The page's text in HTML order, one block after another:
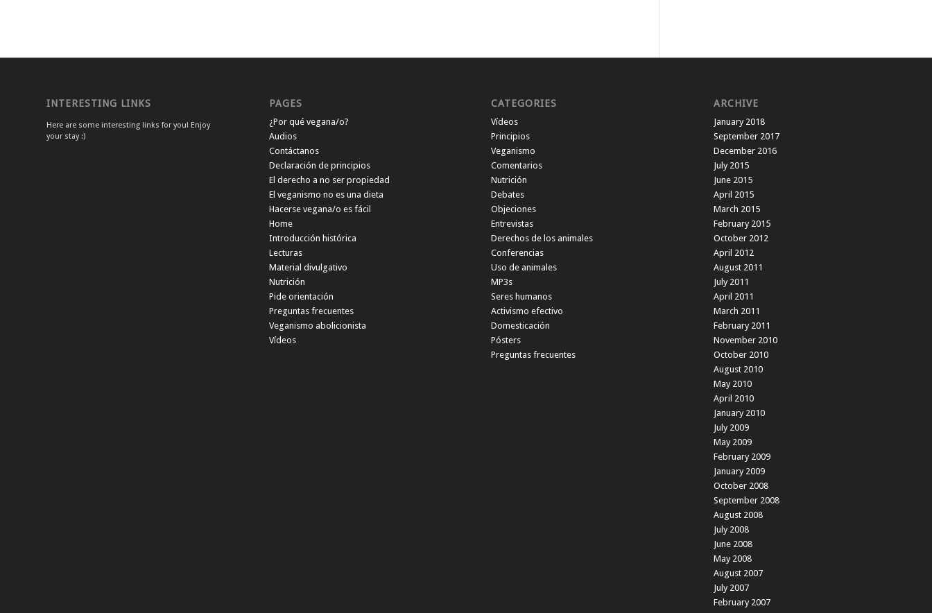
INTERESTING LINKS
Here are some interesting links for you! Enjoy
your stay :)
PAGES
¿Por qué vegana/o?
Audios
Contáctanos
Declaración de principios
El derecho a no ser propiedad
El veganismo no es una dieta
Hacerse vegana/o es fácil
Home
Introducción histórica
Lecturas
Material divulgativo
Nutrición
Pide orientación
Preguntas frecuentes
Veganismo abolicionista
Vídeos
CATEGORIES
Vídeos
Principios
Veganismo
Comentarios
Nutrición
Debates
Objeciones
Entrevistas
Derechos de los animales
Conferencias
Uso de animales
MP3s
Seres humanos
Activismo efectivo
Domesticación
Pósters
Preguntas frecuentes
ARCHIVE
January 2018
September 2017
December 2016
July 2015
June 2015
April 2015
March 2015
February 2015
October 2012
April 2012
August 2011
July 2011
April 2011
March 2011
February 2011
November 2010
October 2010
August 2010
May 2010
April 2010
January 2010
July 2009
May 2009
February 2009
January 2009
October 2008
September 2008
August 2008
July 2008
June 2008
May 2008
August 2007
July 2007
February 2007